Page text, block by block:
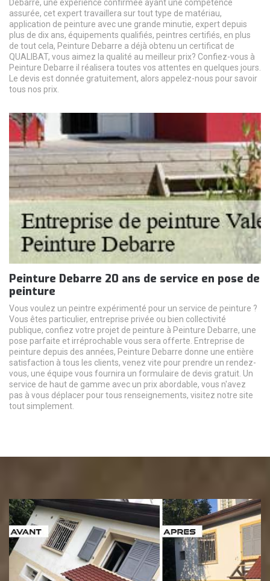
Debarre, une expérience confirmée ayant une compétence
assurée, cet expert travaillera sur tout type de matériau,
application de peinture avec une grande minutie, expert depuis
plus de dix ans, équipements qualifiés, peintres certifiés, en plus
de tout cela, Peinture Debarre a déjà obtenu un certificat de
QUALIBAT, vous aimez la qualité au meilleur prix? Confiez-vous à
Peinture Debarre il réalisera toutes vos attentes en quelques jours.
Le devis est donnée gratuitement, alors appelez-nous pour savoir
tous nos prix.
Peinture Debarre 20 ans de service en pose de
peinture
Vous voulez un peintre expérimenté pour un service de peinture ?
Vous êtes particulier, entreprise privée ou bien collectivité
publique, confiez votre projet de peinture à Peinture Debarre, une
pose parfaite et irréprochable vous sera offerte. Entreprise de
peinture depuis des années, Peinture Debarre donne une entière
satisfaction à tous les clients, venez vite pour prendre un rendez-
vous, une équipe vous fournira un formulaire de devis gratuit. Un
service de haut de gamme avec un prix abordable, vous n'avez
pas à vous déplacer pour tous renseignements, visitez notre site
tout simplement.